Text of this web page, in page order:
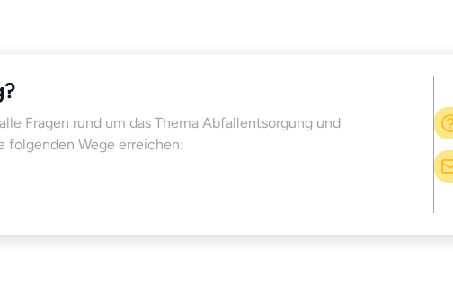
Fragen rund um das Thema Abfallentsorgung und
folgenden Wege erreichen: